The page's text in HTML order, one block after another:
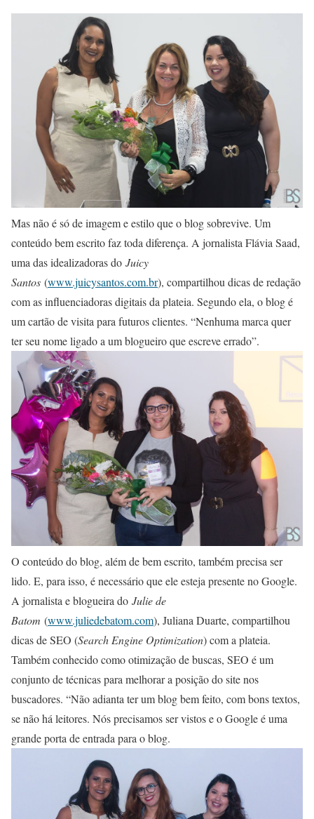
Mas não é só de imagem e estilo que o blog sobrevive. Um
conteúdo bem escrito faz toda diferença. A jornalista Flávia Saad,
uma das idealizadoras do Juicy
Santos (www.juicysantos.com.br), compartilhou dicas de redação
com as influenciadoras digitais da plateia. Segundo ela, o blog é
um cartão de visita para futuros clientes. “Nenhuma marca quer
ter seu nome ligado a um blogueiro que escreve errado”.
O conteúdo do blog, além de bem escrito, também precisa ser
lido. E, para isso, é necessário que ele esteja presente no Google.
A jornalista e blogueira do Julie de
Batom (www.juliedebatom.com), Juliana Duarte, compartilhou
dicas de SEO (Search Engine Optimization) com a plateia.
Também conhecido como otimização de buscas, SEO é um
conjunto de técnicas para melhorar a posição do site nos
buscadores. “Não adianta ter um blog bem feito, com bons textos,
se não há leitores. Nós precisamos ser vistos e o Google é uma
grande porta de entrada para o blog.